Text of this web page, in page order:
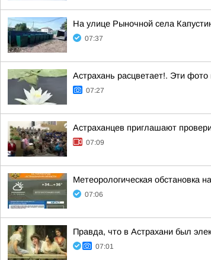
На улице Рыночной села
07:37
Астрахань расцветает!. Эти
07:27
Астраханцев приглашают
07:09
Метеорологическая обстановка
07:06
Правда, что в Астрахани был
07:01